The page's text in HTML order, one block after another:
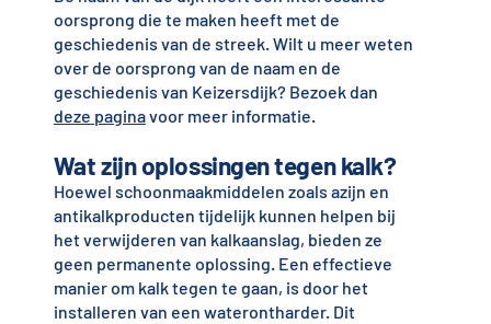
oorsprong die te maken heeft met de
geschiedenis van de streek. Wilt u meer weten
over de oorsprong van de naam en de
geschiedenis van Keizersdijk? Bezoek dan
deze paginavoor meer informatie.
Wat zijn oplossingen tegen kalk?
Hoewel schoonmaakmiddelen zoals azijn en
antikalkproducten tijdelijk kunnen helpen bij
het verwijderen van kalkaanslag, bieden ze
geen permanente oplossing. Een effectieve
manier om kalk tegen te gaan, is door het
installeren van een waterontharder. Dit